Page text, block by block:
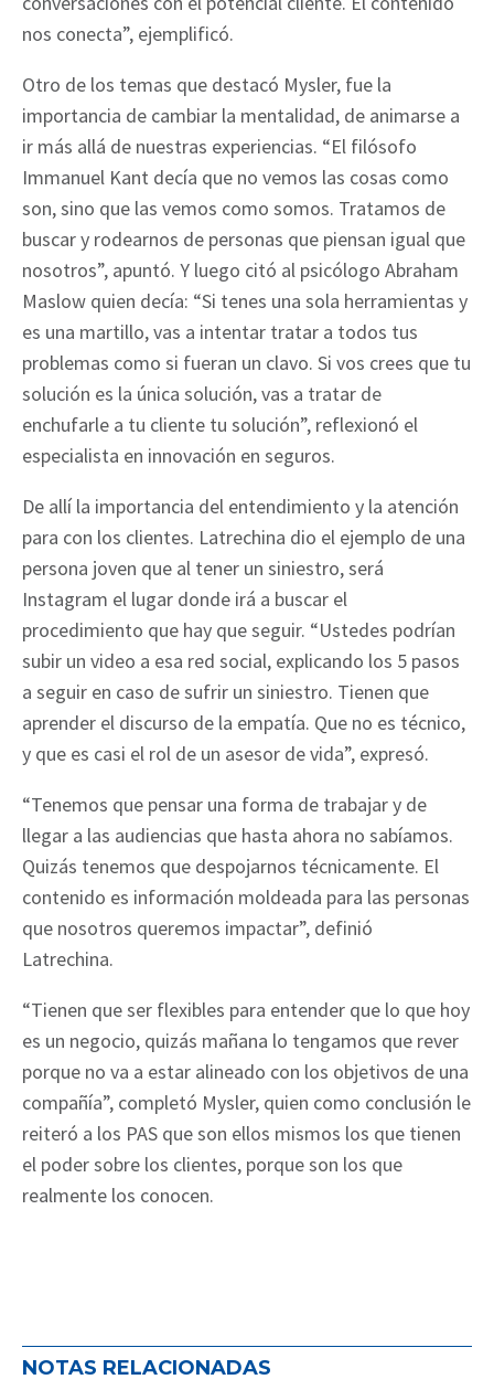
nos conecta”, ejemplificó.
Otro de los temas que destacó Mysler, fue la
importancia de cambiar la mentalidad, de animarse a
ir más allá de nuestras experiencias. “El filósofo
Immanuel Kant decía que no vemos las cosas como
son, sino que las vemos como somos. Tratamos de
buscar y rodearnos de personas que piensan igual que
nosotros”, apuntó. Y luego citó al psicólogo Abraham
Maslow quien decía: “Si tenes una sola herramientas y
es una martillo, vas a intentar tratar a todos tus
problemas como si fueran un clavo. Si vos crees que tu
solución es la única solución, vas a tratar de
enchufarle a tu cliente tu solución”, reflexionó el
especialista en innovación en seguros.
De allí la importancia del entendimiento y la atención
para con los clientes. Latrechina dio el ejemplo de una
persona joven que al tener un siniestro, será
Instagram el lugar donde irá a buscar el
procedimiento que hay que seguir. “Ustedes podrían
subir un video a esa red social, explicando los 5 pasos
a seguir en caso de sufrir un siniestro. Tienen que
aprender el discurso de la empatía. Que no es técnico,
y que es casi el rol de un asesor de vida”, expresó.
“Tenemos que pensar una forma de trabajar y de
llegar a las audiencias que hasta ahora no sabíamos.
Quizás tenemos que despojarnos técnicamente. El
contenido es información moldeada para las personas
que nosotros queremos impactar”, definió
Latrechina.
“Tienen que ser flexibles para entender que lo que hoy
es un negocio, quizás mañana lo tengamos que rever
porque no va a estar alineado con los objetivos de una
compañía”, completó Mysler, quien como conclusión le
reiteró a los PAS que son ellos mismos los que tienen
el poder sobre los clientes, porque son los que
realmente los conocen.
NOTAS RELACIONADAS